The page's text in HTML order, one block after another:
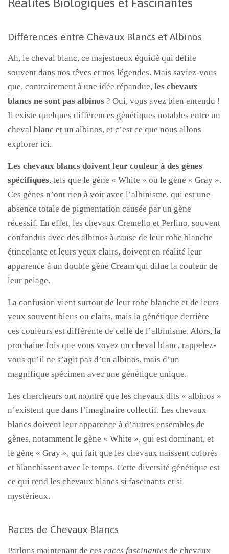
Réalités Biologiques et Fascinantes
Différences entre Chevaux Blancs et Albinos
Ah, le cheval blanc, ce majestueux équidé qui défile
souvent dans nos rêves et nos légendes. Mais saviez-vous
que, contrairement à une idée répandue, les chevaux
blancs ne sont pas albinos ? Oui, vous avez bien entendu !
Il existe quelques différences génétiques notables entre un
cheval blanc et un albinos, et c’est ce que nous allons
explorer ici.
Les chevaux blancs doivent leur couleur à des gènes
spécifiques, tels que le gène « White » ou le gène « Gray ».
Ces gènes n’ont rien à voir avec l’albinisme, qui est une
absence totale de pigmentation causée par un gène
récessif. En effet, les chevaux Cremello et Perlino, souvent
confondus avec des albinos à cause de leur robe blanche
étincelante et leurs yeux clairs, doivent en réalité leur
apparence à un double gène Cream qui dilue la couleur de
leur pelage.
La confusion vient surtout de leur robe blanche et de leurs
yeux souvent bleus ou clairs, mais la génétique derrière
ces couleurs est différente de celle de l’albinisme. Alors, la
prochaine fois que vous voyez un cheval blanc, rappelez-
vous qu’il ne s’agit pas d’un albinos, mais d’un
magnifique spécimen avec une génétique unique.
Les chercheurs ont montré que les chevaux dits « albinos »
n’existent que dans l’imaginaire collectif. Les chevaux
blancs doivent leur apparence à d’autres ensembles de
gènes, notamment le gène « White », qui est dominant, et
le gène « Gray », qui fait que les chevaux naissent colorés
et blanchissent avec le temps. Cette diversité génétique est
ce qui rend les chevaux blancs si fascinants et si
mystérieux.
Races de Chevaux Blancs
Parlons maintenant de ces races fascinantes de chevaux